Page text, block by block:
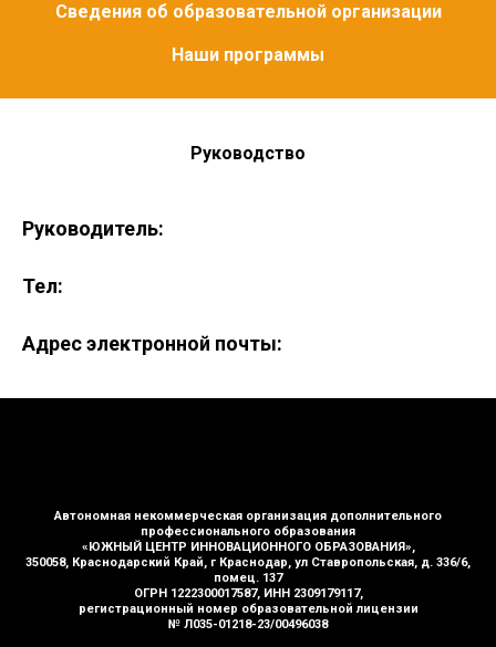
Сведения об образовательной организации
Наши программы
Руководство
Руководитель:
Тел:
Адрес электронной почты:
Автономная некоммерческая организация дополнительного
профессионального образования
«ЮЖНЫЙ ЦЕНТР ИННОВАЦИОННОГО ОБРАЗОВАНИЯ»,
350058, Краснодарский Край, г Краснодар, ул Ставропольская, д. 336/6,
помец. 137
ОГРН 1222300017587, ИНН 2309179117,
регистрационный номер образовательной лицензии
№ Л035-01218-23/00496038